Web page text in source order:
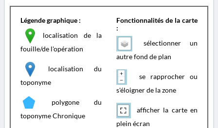
Légende graphique :
localisation de la
fouille/de l'opération
localisation du
toponyme
polygone du
toponyme Chronique
Fonctionnalités de la carte
:
sélectionner un
autre fond de plan
se rapprocher ou
s'éloigner de la zone
afficher la carte en
plein écran